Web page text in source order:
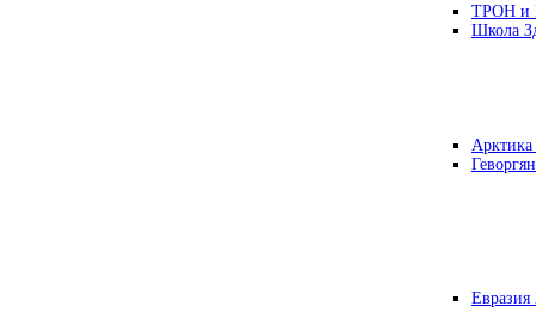
ТРОН и
Школа
Евразия